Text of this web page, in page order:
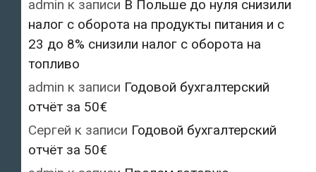
admin к записи В Польше до нуля снизили
налог с оборота на продукты питания и с
23 до 8% снизили налог с оборота на
топливо
admin к записи Годовой бухгалтерский
отчёт за 50€
Сергей к записи Годовой бухгалтерский
отчёт за 50€